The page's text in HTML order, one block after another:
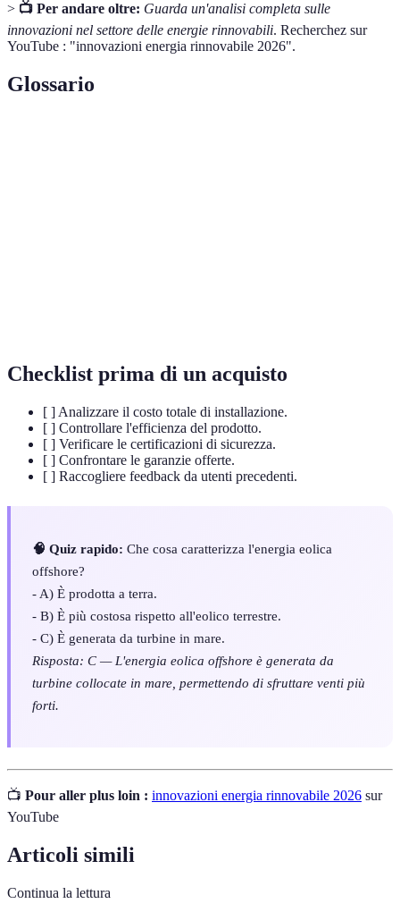
> 📺 Per andare oltre: Guarda un'analisi completa sulle
innovazioni nel settore delle energie rinnovabili. Recherchez sur
YouTube : "innovazioni energia rinnovabile 2026".
Glossario
Checklist prima di un acquisto
[ ] Analizzare il costo totale di installazione.
[ ] Controllare l'efficienza del prodotto.
[ ] Verificare le certificazioni di sicurezza.
[ ] Confrontare le garanzie offerte.
[ ] Raccogliere feedback da utenti precedenti.
🧠 Quiz rapido: Che cosa caratterizza l'energia eolica
offshore?
- A) È prodotta a terra.
- B) È più costosa rispetto all'eolico terrestre.
- C) È generata da turbine in mare.
Risposta: C — L'energia eolica offshore è generata da
turbine collocate in mare, permettendo di sfruttare venti più
forti.
📺 Pour aller plus loin : innovazioni energia rinnovabile 2026 sur
YouTube
Articoli simili
Continua la lettura